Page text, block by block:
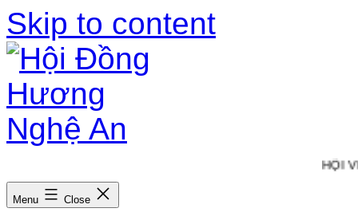
Skip to content
HỘI
Menu Close